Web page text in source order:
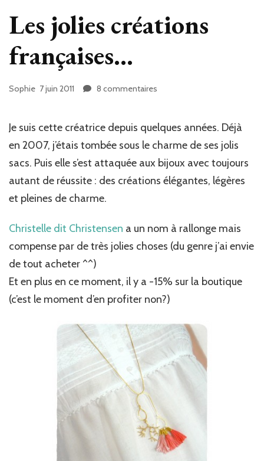
Les jolies créations
françaises…
Sophie 7 juin 2011 8 commentaires
créations
françaises…
Je suis cette créatrice depuis quelques années. Déjà
en 2007, j’étais tombée sous le charme de ses jolis
sacs. Puis elle s’est attaquée aux bijoux avec toujours
autant de réussite : des créations élégantes, légères
et pleines de charme.
Christelle dit Christensen a un nom à rallonge mais
compense par de très jolies choses (du genre j’ai envie
de tout acheter ^^)
Et en plus en ce moment, il y a -15% sur la boutique
(c’est le moment d’en profiter non?)